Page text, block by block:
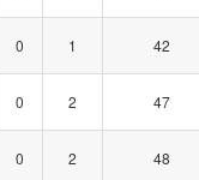
0 1 42
0 2 47
0 2 48